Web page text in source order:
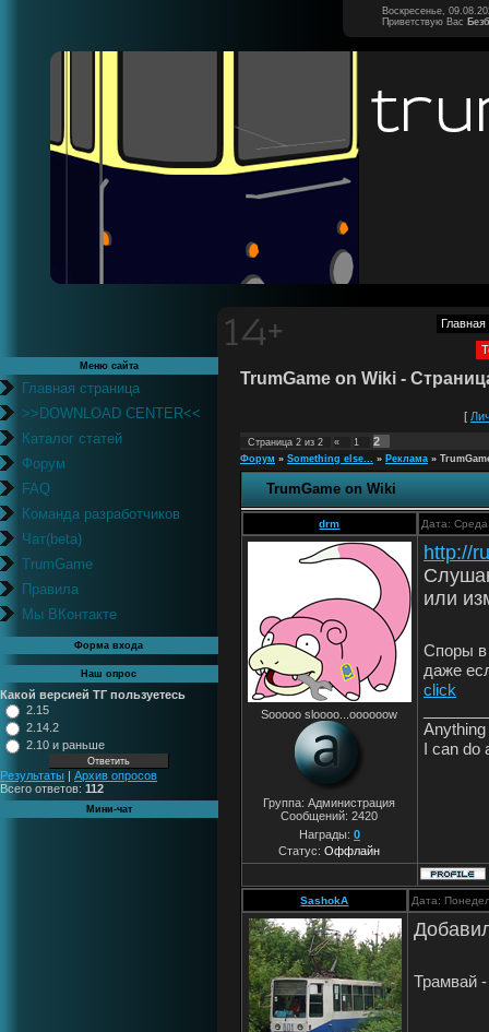
Воскресенье,
Приветствую Вас
Главная
Меню сайта
Главная страница
>>DOWNLOAD CENTER<<
Каталог статей
Форум
FAQ
Команда разработчиков
Чат(beta)
TrumGame
Правила
Мы ВКонтакте
Форма входа
Наш опрос
Какой версией ТГ пользуетесь
2.15
2.14.2
2.10 и раньше
Результаты | Архив опросов
Всего ответов: 112
Мини-чат
TrumGame on Wiki -
[
Страница 2 из 2 « 1 2
Форум » Something else... » Реклама »
TrumGame on Wiki
drm Дата:
Sooooo sloooo...oooooow
Группа: Администрация
Сообщений:2420
Награды: 0
Статус:Оффлайн
http://
или
Споры в
даже
click
I can do
SashokA Дата:
Трамвай -